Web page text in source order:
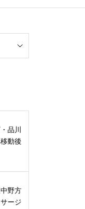
品川
動後
野方
ージ